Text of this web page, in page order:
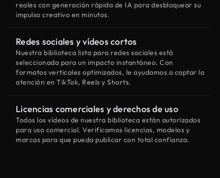
reales con generación rápida de IA para desbloquear su
impulso creativo en minutos.
Redes sociales y vídeos cortos
Nuestra biblioteca lista para redes sociales está
seleccionada para un impacto instantáneo. Con
formatos verticales optimizados, le ayudamos a captar la
atención en TikTok, Reels y Shorts.
Licencias comerciales y derechos de uso
Todos los vídeos de nuestra biblioteca están autorizados
para uso comercial. Verificamos licencias, modelos y
marcas para que pueda publicar con total confianza.